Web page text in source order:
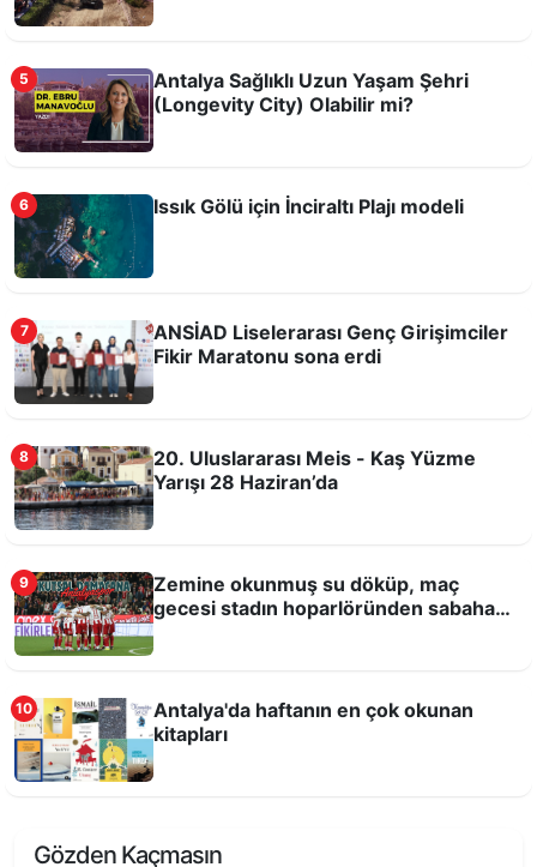
Konseri
Bilim, teknoloji ve üretim Antalya Tarım
Teknokenti'nde buluşacak
Antalya Dijital Gençlik Merkezi DİGEM açıldı
5
Antalya Sağlıklı Uzun Yaşam Şehri
(Longevity City) Olabilir mi?
6 Issık Gölü için İnciraltı Plajı modeli
7
ANSİAD Liselerarası Genç Girişimciler
Fikir Maratonu sona erdi
8
20. Uluslararası Meis - Kaş Yüzme
Yarışı 28 Haziran’da
9
Zemine okunmuş su döküp, maç
gecesi stadın hoparlöründen sabaha
10
Antalya'da haftanın en çok okunan
kitapları
Gözden Kaçmasın